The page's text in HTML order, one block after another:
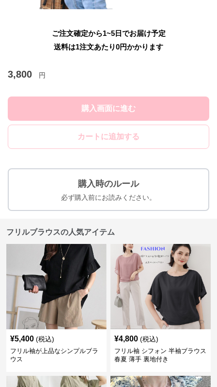
ご注文確定から1~5日でお届け予定
送料は1注文あたり0円かかります
3,800 円
購入画面に進む
カートに追加する
購入時のルール
必ず購入前にお読みください。
フリルブラウスの人気アイテム
¥5,400 (税込)
フリル袖が上品なシンプルブラ
ウス
¥4,800 (税込)
フリル袖 シフォン 半袖ブラウス
春夏 薄手 裏地付き